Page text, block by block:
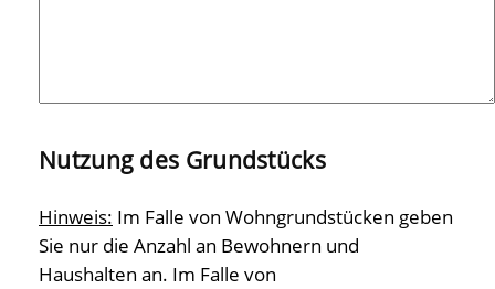
Nutzung des Grundstücks
Hinweis: Im Falle von Wohngrundstücken geben
Sie nur die Anzahl an Bewohnern und
Haushalten an. Im Falle von